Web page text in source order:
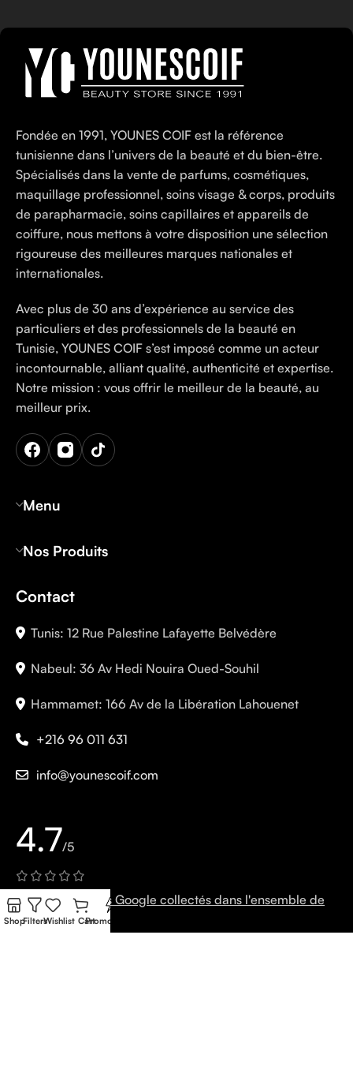
Fondée en 1991, YOUNES COIF est la référence
tunisienne dans l’univers de la beauté et du bien-être.
Spécialisés dans la vente de parfums, cosmétiques,
maquillage professionnel, soins visage & corps, produits
de parapharmacie, soins capillaires et appareils de
coiffure, nous mettons à votre disposition une sélection
rigoureuse des meilleures marques nationales et
internationales.
Avec plus de 30 ans d’expérience au service des
particuliers et des professionnels de la beauté en
Tunisie, YOUNES COIF s’est imposé comme un acteur
incontournable, alliant qualité, authenticité et expertise.
Notre mission : vous offrir le meilleur de la beauté, au
meilleur prix.
Menu
Nos Produits
Contact
Tunis: 12 Rue Palestine Lafayette Belvédère
Nabeul: 36 Av Hedi Nouira Oued-Souhil
Hammamet: 166 Av de la Libération Lahouenet
+216 96 011 631
info@younescoif.com
4.7/5
Basé sur 451 avis Google collectés dans l'ensemble de
nos magasins
ShopFiltersWishlist CartPromo Flash